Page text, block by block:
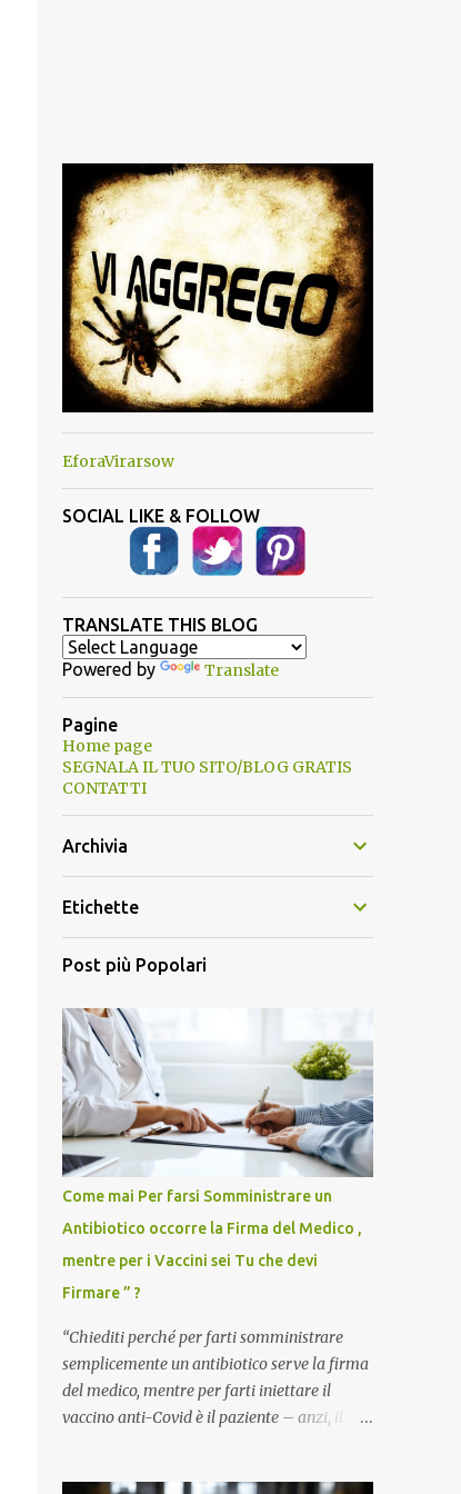
EforaVirarsow
SOCIAL LIKE & FOLLOW
TRANSLATE THIS BLOG
Powered by Translate
Pagine
Home page
SEGNALA IL TUO SITO/BLOG GRATIS
CONTATTI
Archivia
Etichette
Post più Popolari
Come mai Per farsi Somministrare un
Antibiotico occorre la Firma del Medico ,
mentre per i Vaccini sei Tu che devi
Firmare ” ?
“Chiediti perché per farti somministrare
semplicemente un antibiotico serve la firma
del medico, mentre per farti iniettare il
vaccino anti-Covid è il paziente – anzi, il